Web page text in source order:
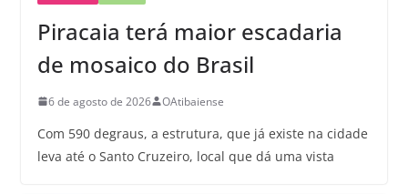
Piracaia terá maior escadaria
de mosaico do Brasil
6 de agosto de 2026 OAtibaiense
Com 590 degraus, a estrutura, que já existe na cidade
leva até o Santo Cruzeiro, local que dá uma vista